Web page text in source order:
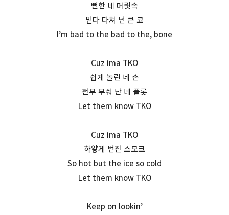
뻔한 네 머릿속
믿다 다쳐 넌 큰 코
I’m bad to the bad to the, bone
Cuz ima TKO
쉽게 놀린 네 손
전부 부숴 난 네 플롯
Let them know TKO
Cuz ima TKO
하얗게 번진 스모크
So hot but the ice so cold
Let them know TKO
Keep on lookin’